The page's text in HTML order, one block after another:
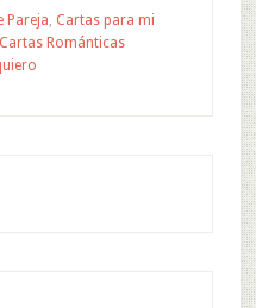
Pareja, Cartas para mi
Cartas Románticas